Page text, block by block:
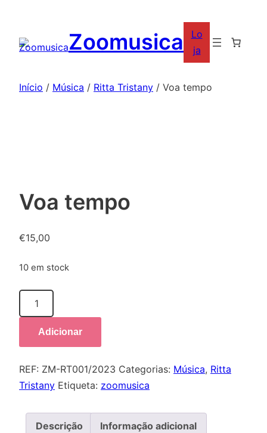
Zoomusica
Lo
ja
Início / Música / Ritta Tristany / Voa tempo
Voa tempo
€15,00
10 em stock
Quantidade
de
tempo
Adicionar
REF: ZM-RT001/2023 Categorias: Música, Ritta
Tristany Etiqueta: zoomusica
Descrição Informação adicional